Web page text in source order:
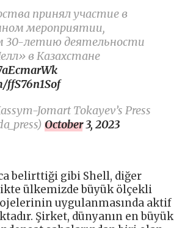
принял участие в
мероприятии,
30-летию деятельности
в Казахстане
ffS76n1Sof
Jomart Tokayev’s Press
October 3, 2023
belirttiği gibi Shell, diğer
ülkemizde büyük ölçekli
uygulanmasında aktif
Şirket, dünyanın en büyük